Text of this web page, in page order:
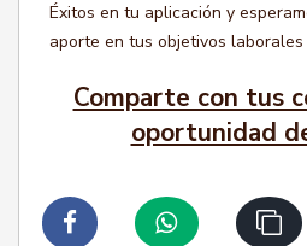
Éxitos en tu aplicación y
aporte en tus objetivos laborales
Comparte con tus
oportunidad